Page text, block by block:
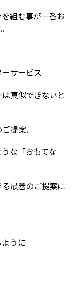
組む事が一番お
サービス
真似できないと
提案、
な「おもてな
最善のご提案に
うに